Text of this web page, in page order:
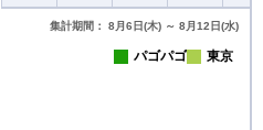
集計期間： 8月6日(木) ～ 8月12日(水)
パゴパゴ 東京